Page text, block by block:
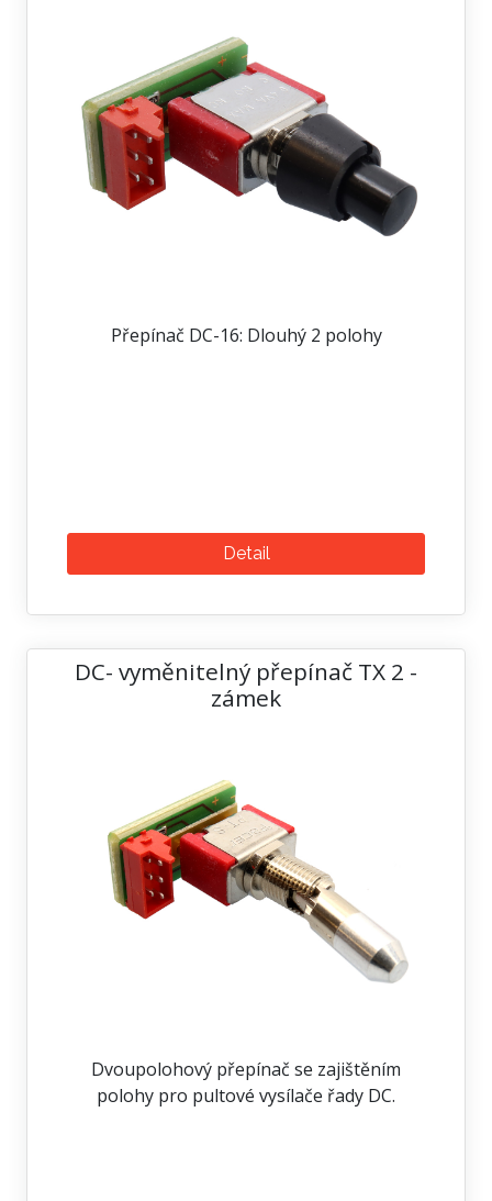
Přepínač DC-16: Dlouhý 2 polohy
Detail
DC- vyměnitelný přepínač TX 2 -
zámek
Dvoupolohový přepínač se zajištěním
polohy pro pultové vysílače řady DC.